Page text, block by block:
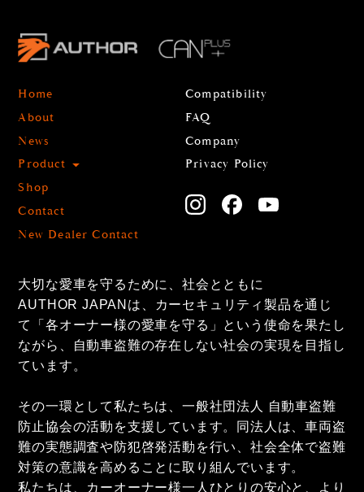
Home
About
News
Product
Shop
Contact
New Dealer Contact
Compatibility
FAQ
Company
Privacy Policy
大切な愛車を守るために、社会とともに
AUTHOR JAPANは、カーセキュリティ製品を通じ
て「各オーナー様の愛車を守る」という使命を果たし
ながら、自動車盗難の存在しない社会の実現を目指し
ています。
その一環として私たちは、一般社団法人 自動車盗難
防止協会の活動を支援しています。同法人は、車両盗
難の実態調査や防犯啓発活動を行い、社会全体で盗難
対策の意識を高めることに取り組んでいます。
私たちは、カーオーナー様一人ひとりの安心と、より